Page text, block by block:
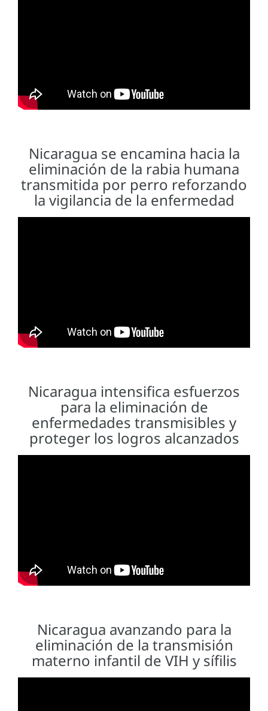
Nicaragua se encamina hacia la
eliminación de la rabia humana
transmitida por perro reforzando
la vigilancia de la enfermedad
Nicaragua intensifica esfuerzos
para la eliminación de
enfermedades transmisibles y
proteger los logros alcanzados
Nicaragua avanzando para la
eliminación de la transmisión
materno infantil de VIH y sífilis